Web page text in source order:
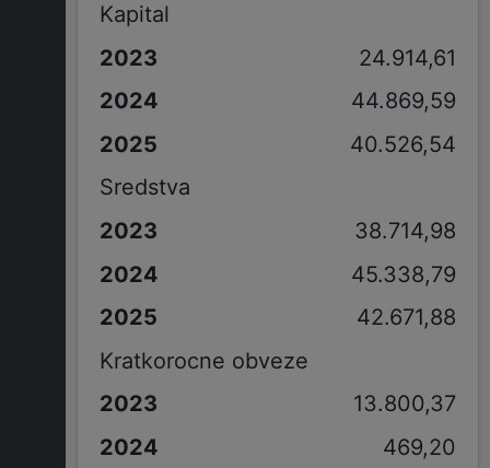
Kapital
24.914,61
44.869,59
40.526,54
Sredstva
38.714,98
45.338,79
42.671,88
Kratkorocne obveze
13.800,37
469,20